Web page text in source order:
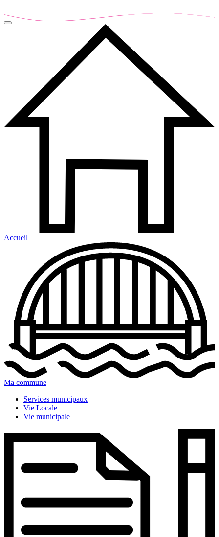
Accueil
Ma commune
Services municipaux
Vie Locale
Vie municipale